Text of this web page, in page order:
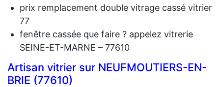
prix remplacement double vitrage cassé vitrier
77
fenêtre cassée que faire ? appelez vitrerie
SEINE-ET-MARNE – 77610
Artisan vitrier sur NEUFMOUTIERS-EN-
BRIE (77610)